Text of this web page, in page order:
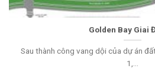
Golden Bay Giai
Sau thành công vang dội của dự án
1,...